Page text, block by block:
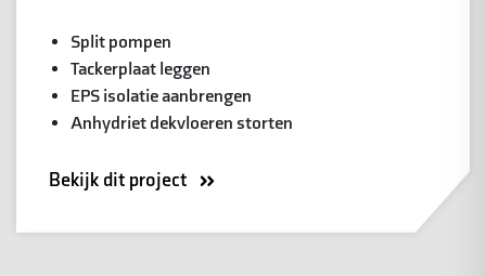
Split pompen
Tackerplaat leggen
EPS isolatie aanbrengen
Anhydriet dekvloeren storten
Bekijk dit project